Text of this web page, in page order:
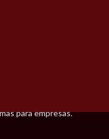
para empresas.